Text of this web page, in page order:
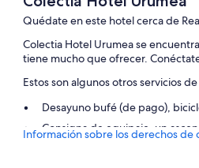
Quédate en este hotel cerca de
Colectia Hotel Urumea se
tiene mucho que ofrecer.
Estos son algunos otros servicios
Desayuno bufé (de pago),
Consigna de equipaje, un
Información sobre los derechos de